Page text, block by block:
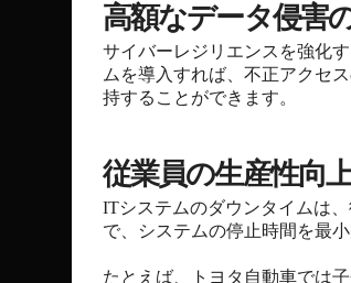
高額なデータ侵害
サイバーレジリエンスを強化
ムを導入すれば、不正アクセ
持することができます。
従業員の生産性向
ITシステムのダウンタイムは
で、システムの停止時間を最
たとえば、トヨタ自動車では